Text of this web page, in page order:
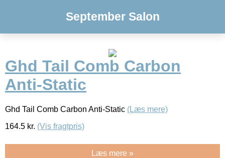
September Salon
Ghd Tail Comb Carbon
Anti-Static
Ghd Tail Comb Carbon Anti-Static (Læs mere)
164.5 kr. (Vis fragtpris)
Læs mere »